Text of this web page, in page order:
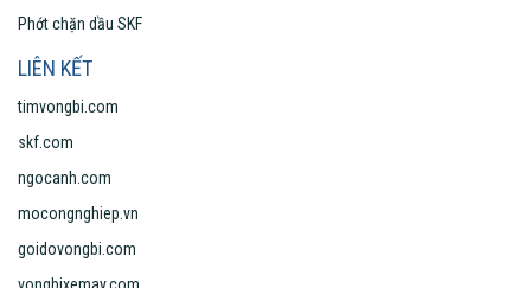
Phớt chặn dầu SKF
LIÊN KẾT
timvongbi.com
skf.com
ngocanh.com
mocongnghiep.vn
goidovongbi.com